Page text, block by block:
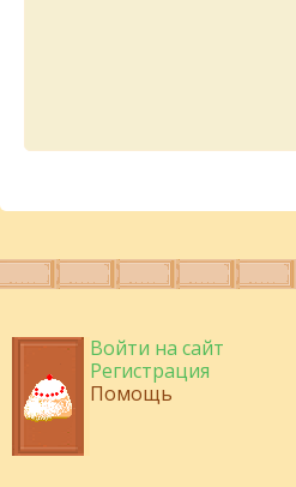
Войти на сайт
Регистрация
Помощь